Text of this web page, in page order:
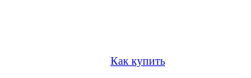
Как купить